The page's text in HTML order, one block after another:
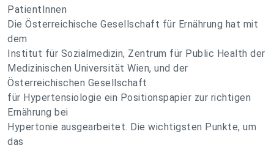
PatientInnen
Die Österreichische Gesellschaft für Ernährung hat mit
dem
Institut für Sozialmedizin, Zentrum für Public Health der
Medizinischen Universität Wien, und der
Österreichischen Gesellschaft
für Hypertensiologie ein Positionspapier zur richtigen
Ernährung bei
Hypertonie ausgearbeitet. Die wichtigsten Punkte, um
das